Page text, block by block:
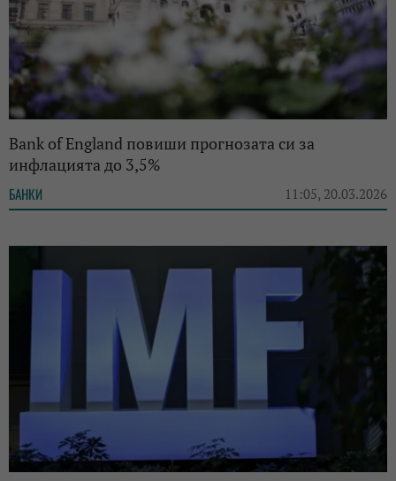
Bank of England повиши прогнозата си за
инфлацията до 3,5%
БАНКИ 11:05, 20.03.2026